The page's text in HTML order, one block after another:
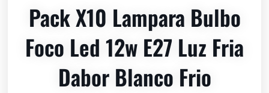
Pack X10 Lampara Bulbo
Foco Led 12w E27 Luz Fria
Dabor Blanco Frio